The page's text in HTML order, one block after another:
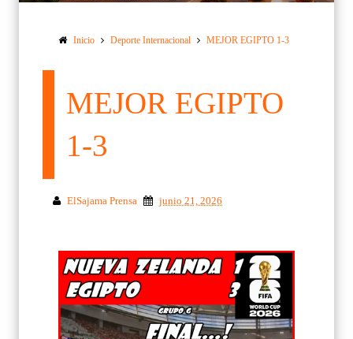
Inicio Deporte Internacional MEJOR EGIPTO 1-3
MEJOR EGIPTO
1-3
ElSajama Prensa junio 21, 2026